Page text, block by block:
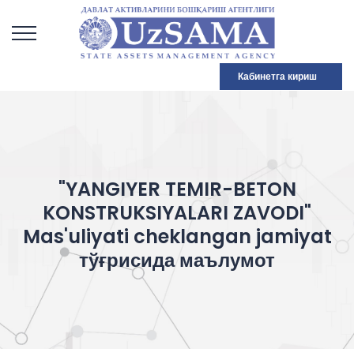
Кабинетга кириш
"YANGIYER TEMIR-BETON
KONSTRUKSIYALARI ZAVODI"
Mas'uliyati cheklangan jamiyat
тўғрисида маълумот